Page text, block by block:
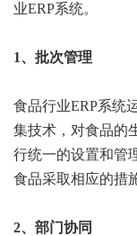
业ERP系统。
1、批次管理
食品行业ERP系统
集技术，对食品的
行统一的设置和管
食品采取相应的措
2、部门协同